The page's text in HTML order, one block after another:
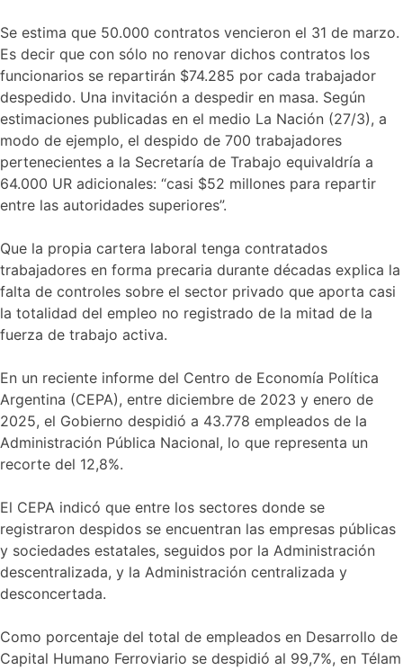
Se estima que 50.000 contratos vencieron el 31 de marzo.
Es decir que con sólo no renovar dichos contratos los
funcionarios se repartirán $74.285 por cada trabajador
despedido. Una invitación a despedir en masa. Según
estimaciones publicadas en el medio La Nación (27/3), a
modo de ejemplo, el despido de 700 trabajadores
pertenecientes a la Secretaría de Trabajo equivaldría a
64.000 UR adicionales: “casi $52 millones para repartir
entre las autoridades superiores”.
Que la propia cartera laboral tenga contratados
trabajadores en forma precaria durante décadas explica la
falta de controles sobre el sector privado que aporta casi
la totalidad del empleo no registrado de la mitad de la
fuerza de trabajo activa.
En un reciente informe del Centro de Economía Política
Argentina (CEPA), entre diciembre de 2023 y enero de
2025, el Gobierno despidió a 43.778 empleados de la
Administración Pública Nacional, lo que representa un
recorte del 12,8%.
El CEPA indicó que entre los sectores donde se
registraron despidos se encuentran las empresas públicas
y sociedades estatales, seguidos por la Administración
descentralizada, y la Administración centralizada y
desconcertada.
Como porcentaje del total de empleados en Desarrollo de
Capital Humano Ferroviario se despidió al 99,7%, en Télam